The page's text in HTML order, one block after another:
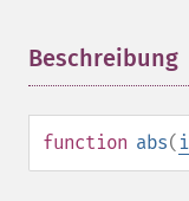
Beschreibung
function abs(